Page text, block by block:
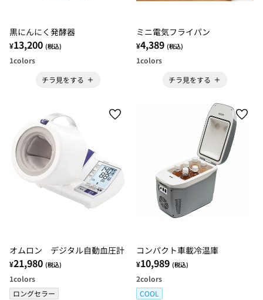
黒にんにく発酵器
¥13,200 (税込)
1colors
チラ見をする
ミニ電気フライパン
¥4,389 (税込)
1colors
チラ見をする
オムロン デジタル自動血圧計
¥21,980 (税込)
1colors
ロングセラー
コンパクト車載冷温庫
¥10,989 (税込)
2colors
COOL